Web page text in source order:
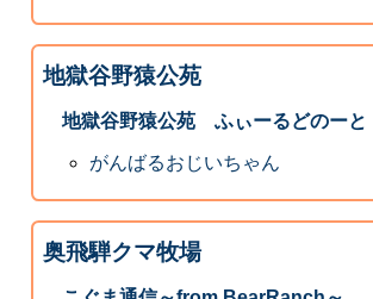
地獄谷野猿公苑
地獄谷野猿公苑 ふぃーるどのーと
がんばるおじいちゃん
奥飛騨クマ牧場